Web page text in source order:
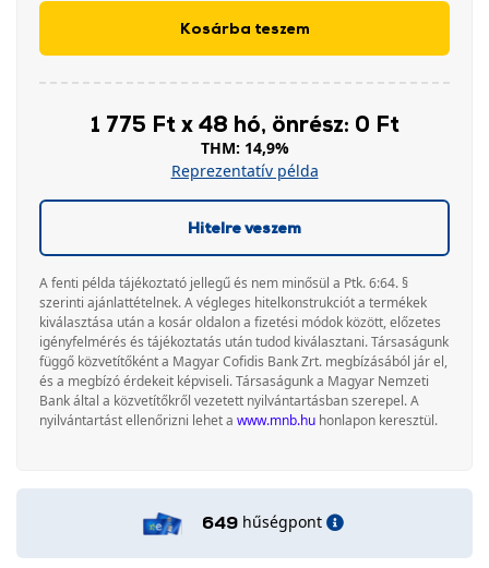
Kosárba teszem
1 775 Ft x 48 hó, önrész: 0 Ft
THM: 14,9%
Reprezentatív példa
Hitelre veszem
A fenti példa tájékoztató jellegű és nem minősül a Ptk. 6:64. §
szerinti ajánlattételnek. A végleges hitelkonstrukciót a termékek
kiválasztása után a kosár oldalon a fizetési módok között, előzetes
igényfelmérés és tájékoztatás után tudod kiválasztani. Társaságunk
függő közvetítőként a Magyar Cofidis Bank Zrt. megbízásából jár el,
és a megbízó érdekeit képviseli. Társaságunk a Magyar Nemzeti
Bank által a közvetítőkről vezetett nyilvántartásban szerepel. A
nyilvántartást ellenőrizni lehet a www.mnb.hu honlapon keresztül.
649 hűségpont